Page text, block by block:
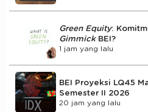
Green Equity:
Gimmick BEI?
1 jam yang lalu
BEI Proyeksi LQ45
Semester II 2026
20 jam yang lalu